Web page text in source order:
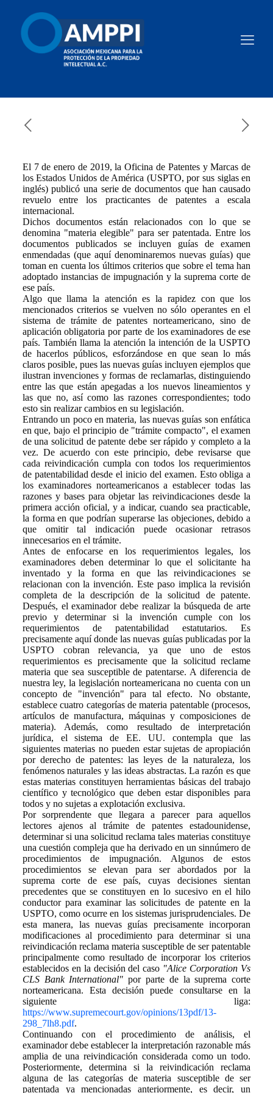
El 7 de enero de 2019, la Oficina de Patentes y Marcas de
los Estados Unidos de América (USPTO, por sus siglas en
inglés) publicó una serie de documentos que han causado
revuelo entre los practicantes de patentes a escala
internacional.
Dichos documentos están relacionados con lo que se
denomina "materia elegible" para ser patentada. Entre los
documentos publicados se incluyen guías de examen
enmendadas (que aquí denominaremos nuevas guías) que
toman en cuenta los últimos criterios que sobre el tema han
adoptado instancias de impugnación y la suprema corte de
ese país.
Algo que llama la atención es la rapidez con que los
mencionados criterios se vuelven no sólo operantes en el
sistema de trámite de patentes norteamericano, sino de
aplicación obligatoria por parte de los examinadores de ese
país. También llama la atención la intención de la USPTO
de hacerlos públicos, esforzándose en que sean lo más
claros posible, pues las nuevas guías incluyen ejemplos que
ilustran invenciones y formas de reclamarlas, distinguiendo
entre las que están apegadas a los nuevos lineamientos y
las que no, así como las razones correspondientes; todo
esto sin realizar cambios en su legislación.
Entrando un poco en materia, las nuevas guías son enfática
en que, bajo el principio de "trámite compacto", el examen
de una solicitud de patente debe ser rápido y completo a la
vez. De acuerdo con este principio, debe revisarse que
cada reivindicación cumpla con todos los requerimientos
de patentabilidad desde el inicio del examen. Esto obliga a
los examinadores norteamericanos a establecer todas las
razones y bases para objetar las reivindicaciones desde la
primera acción oficial, y a indicar, cuando sea practicable,
la forma en que podrían superarse las objeciones, debido a
que omitir tal indicación puede ocasionar retrasos
innecesarios en el trámite.
Antes de enfocarse en los requerimientos legales, los
examinadores deben determinar lo que el solicitante ha
inventado y la forma en que las reivindicaciones se
relacionan con la invención. Este paso implica la revisión
completa de la descripción de la solicitud de patente.
Después, el examinador debe realizar la búsqueda de arte
previo y determinar si la invención cumple con los
requerimientos de patentabilidad estatutarios. Es
precisamente aquí donde las nuevas guías publicadas por la
USPTO cobran relevancia, ya que uno de estos
requerimientos es precisamente que la solicitud reclame
materia que sea susceptible de patentarse. A diferencia de
nuestra ley, la legislación norteamericana no cuenta con un
concepto de "invención" para tal efecto. No obstante,
establece cuatro categorías de materia patentable (procesos,
artículos de manufactura, máquinas y composiciones de
materia). Además, como resultado de interpretación
jurídica, el sistema de EE. UU. contempla que las
siguientes materias no pueden estar sujetas de apropiación
por derecho de patentes: las leyes de la naturaleza, los
fenómenos naturales y las ideas abstractas. La razón es que
estas materias constituyen herramientas básicas del trabajo
científico y tecnológico que deben estar disponibles para
todos y no sujetas a explotación exclusiva.
Por sorprendente que llegara a parecer para aquellos
lectores ajenos al trámite de patentes estadounidense,
determinar si una solicitud reclama tales materias constituye
una cuestión compleja que ha derivado en un sinnúmero de
procedimientos de impugnación. Algunos de estos
procedimientos se elevan para ser abordados por la
suprema corte de ese país, cuyas decisiones sientan
precedentes que se constituyen en lo sucesivo en el hilo
conductor para examinar las solicitudes de patente en la
USPTO, como ocurre en los sistemas jurisprudenciales. De
esta manera, las nuevas guías precisamente incorporan
modificaciones al procedimiento para determinar si una
reivindicación reclama materia susceptible de ser patentable
principalmente como resultado de incorporar los criterios
establecidos en la decisión del caso "Alice Corporation Vs
CLS Bank International" por parte de la suprema corte
norteamericana. Esta decisión puede consultarse en la
siguiente liga:
https://www.supremecourt.gov/opinions/13pdf/13-
298_7lh8.pdf.
Continuando con el procedimiento de análisis, el
examinador debe establecer la interpretación razonable más
amplia de una reivindicación considerada como un todo.
Posteriormente, determina si la reivindicación reclama
alguna de las categorías de materia susceptible de ser
patentada ya mencionadas anteriormente, es decir, un